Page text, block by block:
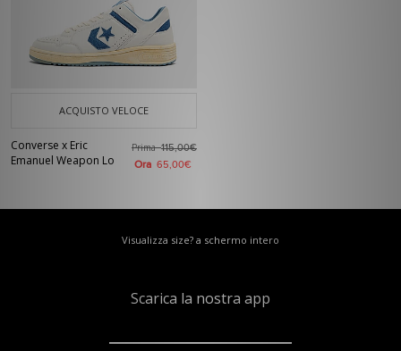
ACQUISTO VELOCE
Converse x Eric
Emanuel Weapon Lo
Prima115,00€
Ora 65,00€
Visualizza size? a schermo intero
Scarica la nostra app